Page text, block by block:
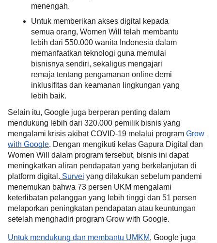
menengah.
Untuk memberikan akses digital kepada
semua orang, Women Will telah membantu
lebih dari 550.000 wanita Indonesia dalam
memanfaatkan teknologi guna memulai
bisnisnya sendiri, sekaligus mengajari
remaja tentang pengamanan online demi
inklusifitas dan keamanan lingkungan yang
lebih baik.
Selain itu, Google juga berperan penting dalam
mendukung lebih dari 320.000 pemilik bisnis yang
mengalami krisis akibat COVID-19 melalui program Grow
with Google. Dengan mengikuti kelas Gapura Digital dan
Women Will dalam program tersebut, bisnis ini dapat
meningkatkan aliran pendapatan yang berkelanjutan di
platform digital. Survei yang dilakukan sebelum pandemi
menemukan bahwa 73 persen UKM mengalami
keterlibatan pelanggan yang lebih tinggi dan 51 persen
melaporkan peningkatan pendapatan atau keuntungan
setelah menghadiri program Grow with Google.
Untuk mendukung dan membantu UMKM, Google juga